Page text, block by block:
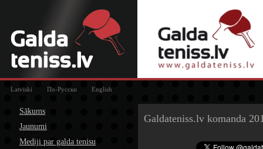
Latviski По-Русски English
Sākums
Jaunumi
Mediji par galda tenisu
Galdateniss.lv komanda